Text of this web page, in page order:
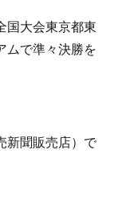
国大会東京都東
ムで準々決勝を
新聞販売店）で